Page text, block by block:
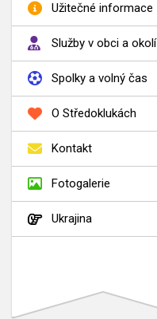
Užitečné informace
Služby v obci a okolí
Spolky a volný čas
O Středoklukách
Kontakt
Fotogalerie
Ukrajina